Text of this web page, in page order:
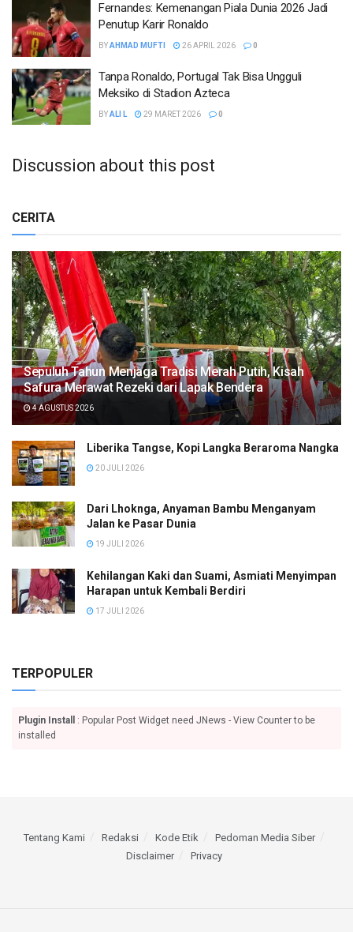
Fernandes: Kemenangan Piala Dunia 2026 Jadi
Penutup Karir Ronaldo
BYAHMAD MUFTI 26 APRIL 2026 0
Tanpa Ronaldo, Portugal Tak Bisa Ungguli
Meksiko di Stadion Azteca
BYALI L 29 MARET 2026 0
Discussion about this post
CERITA
Sepuluh Tahun Menjaga Tradisi Merah Putih, Kisah
Safura Merawat Rezeki dari Lapak Bendera
4 AGUSTUS 2026
Liberika Tangse, Kopi Langka Beraroma Nangka
20 JULI 2026
Dari Lhoknga, Anyaman Bambu Menganyam
Jalan ke Pasar Dunia
19 JULI 2026
Kehilangan Kaki dan Suami, Asmiati Menyimpan
Harapan untuk Kembali Berdiri
17 JULI 2026
TERPOPULER
Plugin Install
: Popular Post Widget need JNews - View Counter to be
installed
Tentang Kami Redaksi Kode Etik
Pedoman Media Siber
Disclaimer
Privacy